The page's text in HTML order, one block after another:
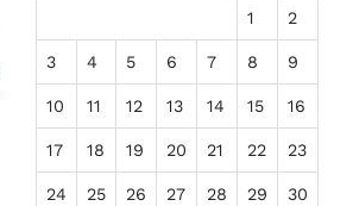
1 2
3 4 5 6 7 8 9
10 11 12 13 14 15 16
17 18 19 20 21 22 23
24 25 26 27 28 29 30